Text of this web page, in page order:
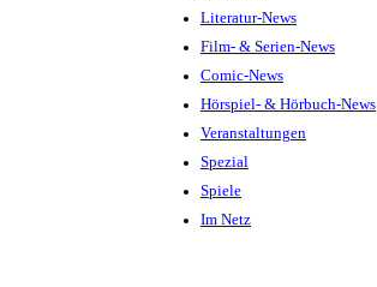
Literatur-News
Film- & Serien-News
Comic-News
Hörspiel- & Hörbuch-News
Veranstaltungen
Spezial
Spiele
Im Netz